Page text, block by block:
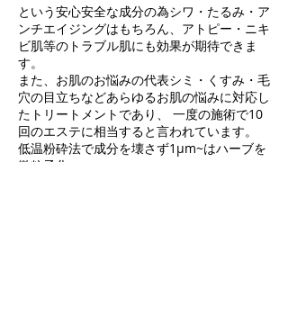
という安心安全な成分の為シワ・たるみ・ア
ンチエイジングはもちろん、アトピー・ニキ
ビ肌等のトラブル肌にも効果が期待できま
す。
また、お肌のお悩みの代表シミ・くすみ・毛
穴の目立ちなどあらゆるお肌の悩みに対応し
たトリートメントであり、 一度の施術で10
回のエステに相当すると言われています。
低温粉砕法で成分を壊さず1μm~はハーブを
微粒子化。